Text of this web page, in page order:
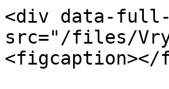
<div data-full-
src="/files/